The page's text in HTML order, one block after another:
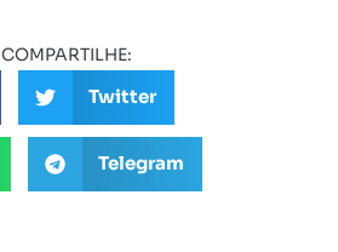
COMPARTILHE:
Twitter
Telegram